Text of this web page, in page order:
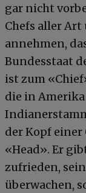
gar nicht
Chefs aller
annehmen,
Bundesstaat
ist zum
die in
der Kopf
«Head». Er
zufrieden,
überwachen,